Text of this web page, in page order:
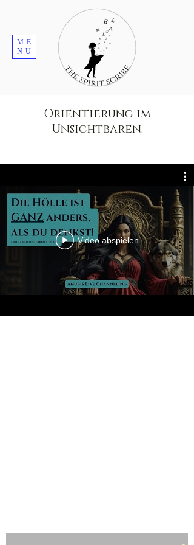
ME
NU
Orientierung im
Unsichtbaren.
Video abspielen